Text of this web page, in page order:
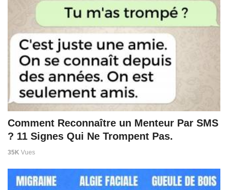
Comment Reconnaître un Menteur Par SMS
? 11 Signes Qui Ne Trompent Pas.
35K Vues